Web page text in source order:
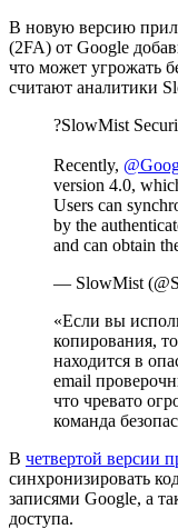
В новую версию
(2FA) от Google
что может угрожать
считают аналитики
?SlowMist
Recently,
version 4.0,
Users can
by the
and can obtain
— SlowMist
«Если вы
копирования,
находится в
email
что чревато
команда
В четвертой версии
синхронизировать
записями Google, а
доступа.